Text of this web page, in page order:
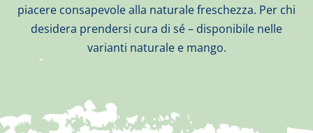
piacere consapevole alla naturale freschezza. Per chi
desidera prendersi cura di sé – disponibile nelle
varianti naturale e mango.